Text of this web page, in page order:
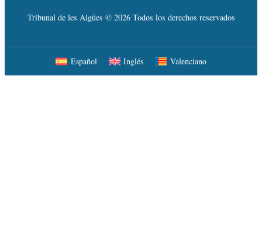
Tribunal de les Aigües © 2026 Todos los derechos reservados
Español Inglés Valenciano